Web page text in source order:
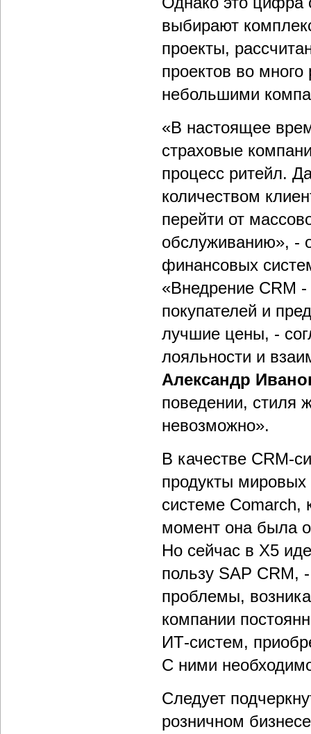
выбирают
проекты,
проектов во
небольшими
«В настоящее
страховые
процесс ритейл.
количеством
перейти от
обслуживанию», -
финансовых
«Внедрение CRM
покупателей и
лучшие цены, -
лояльности и
Александр
поведении, стиля
невозможно».
В качестве CRM-
продукты
системе Comarch,
момент она была
Но сейчас в Х5
пользу SAP CRM,
проблемы,
компании
ИТ-систем,
С ними
Следует
розничном